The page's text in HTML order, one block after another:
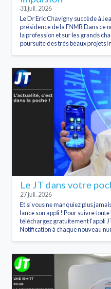
31 juil. 2026
Le Dr Eric Chavigny succède à
présidence de la FNMR Dans ce
la profession et sur les grands
poursuite des très beaux projets
Le JT dans votre
27 juil. 2026
Et si vous ne manquiez plus
lance son appli ! Pour suivre
téléchargez gratuitement l'appli
Notification à chaque nouveau